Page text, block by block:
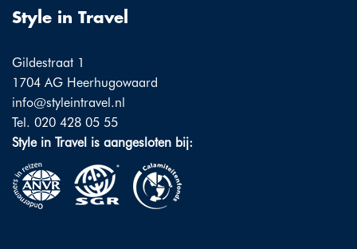
Style in Travel
Gildestraat 1
1704 AG Heerhugowaard
info@styleintravel.nl
Tel. 020 428 05 55
Style in Travel is aangesloten bij: